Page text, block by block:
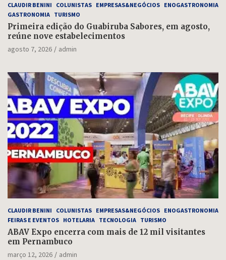
CLAUDIR BENINI COLUNISTAS EMPRESAS&NEGÓCIOS ENOGASTRONOMIA
GASTRONOMIA TURISMO
Primeira edição do Guabiruba Sabores, em agosto,
reúne nove estabelecimentos
agosto 7, 2026 admin
CLAUDIR BENINI COLUNISTAS EMPRESAS&NEGÓCIOS ENOGASTRONOMIA
FEIRAS E EVENTOS HOTELARIA TECNOLOGIA TURISMO
ABAV Expo encerra com mais de 12 mil visitantes
em Pernambuco
março 12, 2026 admin